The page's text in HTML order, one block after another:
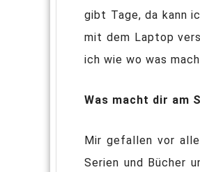
gibt Tage, da kann
mit dem Laptop
ich wie wo was
Was macht dir am
Mir gefallen vor
Serien und Bücher